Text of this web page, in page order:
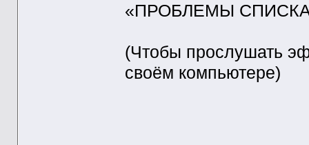
«ПРОБЛЕМЫ СПИСКА
(Чтобы прослушать
своём компьютере)